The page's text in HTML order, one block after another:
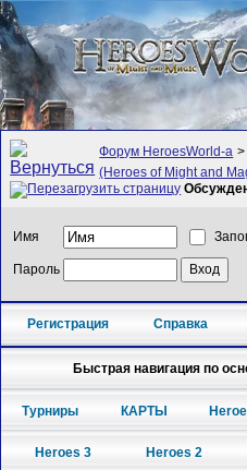
Форум HeroesWorld-а >
(Heroes of Might and
Имя
Пароль
Регистрация Справка
Быстрая навигация по
Турниры КАРТЫ
Heroes 3 Heroes 2